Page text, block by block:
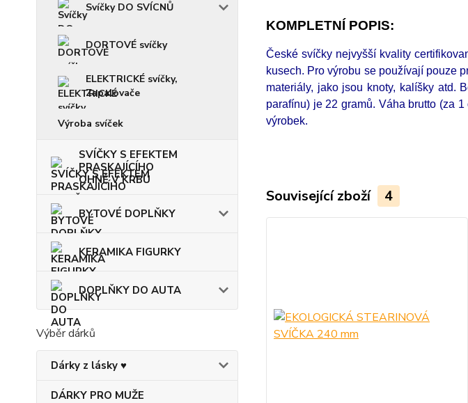
Svíčky DO SVÍCNŮ
DORTOVÉ svíčky
ELEKTRICKÉ svíčky,
Zapalovače
Výroba svíček
SVÍČKY S EFEKTEM
PRASKAJÍCÍHO
OHNĚ V KRBU
BYTOVÉ DOPLŇKY
KERAMIKA FIGURKY
DOPLŇKY DO AUTA
Výběr dárků
Dárky z lásky ♥
DÁRKY PRO MUŽE
KOMPLETNÍ POPIS:
České svíčky nejvyšší kvality
kusech. Pro výrobu se používají pouze
materiály, jako jsou knoty, kalíšky atd.
parafínu) je 22 gramů. Váha brutto (za
výrobek.
Související zboží 4